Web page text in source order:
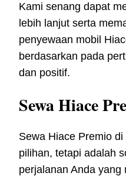
Kami senang dapat
lebih lanjut serta
penyewaan mobil
berdasarkan pada
dan positif.
Sewa Hiace
Sewa Hiace Premio
pilihan, tetapi adalah
perjalanan Anda yang